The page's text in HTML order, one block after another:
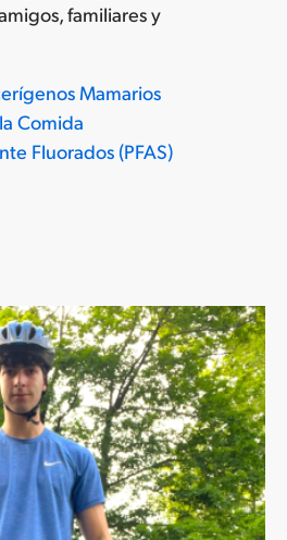
familiares y
Mamarios
Comida
Fluorados (PFAS)